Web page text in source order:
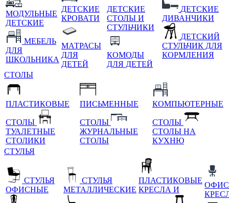
МОДУЛЬНЫЕ
ДЕТСКИЕ
МЕБЕЛЬ
ДЛЯ
ШКОЛЬНИКА
ДЕТСКИЕ
КРОВАТИ
МАТРАСЫ
ДЛЯ
ДЕТЕЙ
ДЕТСКИЕ
СТОЛЫ И
СТУЛЬЧИКИ
КОМОДЫ
ДЛЯ ДЕТЕЙ
ДЕТСКИЕ
ДИВАНЧИКИ
ДЕТСКИЙ
СТУЛЬЧИК ДЛЯ
КОРМЛЕНИЯ
СТОЛЫ
ПЛАСТИКОВЫЕ
СТОЛЫ
ТУАЛЕТНЫЕ
СТОЛИКИ
ПИСЬМЕННЫЕ
СТОЛЫ
ЖУРНАЛЬНЫЕ
СТОЛЫ
КОМПЬЮТЕРНЫЕ
СТОЛЫ
СТОЛЫ НА
КУХНЮ
СТУЛЬЯ
СТУЛЬЯ
ОФИСНЫЕ
СТУЛЬЯ
МЕТАЛЛИЧЕСКИЕ
ПЛАСТИКОВЫЕ
КРЕСЛА И